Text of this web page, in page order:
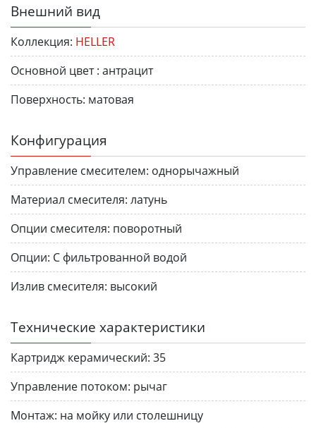
Внешний вид
Коллекция: HELLER
Основной цвет : антрацит
Поверхность: матовая
Конфигурация
Управление смесителем: однорычажный
Материал смесителя: латунь
Опции смесителя: поворотный
Опции: С фильтрованной водой
Излив смесителя: высокий
Технические характеристики
Картридж керамический: 35
Управление потоком: рычаг
Монтаж: на мойку или столешницу